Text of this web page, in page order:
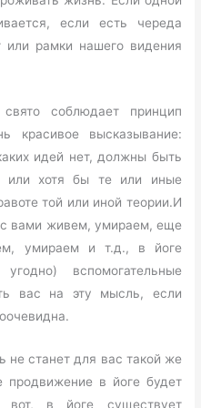
если есть череда
или рамки нашего видения
соблюдает принцип
красивое высказывание:
идей нет, должны быть
или хотя бы те или иные
той или иной теории.И
с вами живем, умираем, еще
умираем и т.д., в йоге
вспомогательные
вас на эту мысль, если
не станет для вас такой же
в йоге будет
вот, в йоге существует